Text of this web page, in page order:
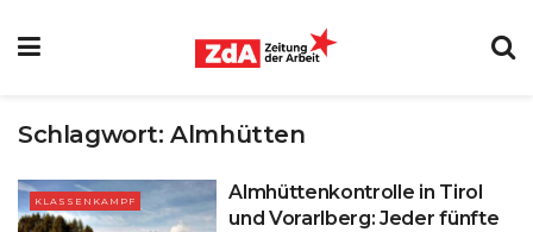
Schlagwort:Almhütten
KLASSENKAMPF
Almhüttenkontrolle in Tirol
und Vorarlberg: Jeder fünfte